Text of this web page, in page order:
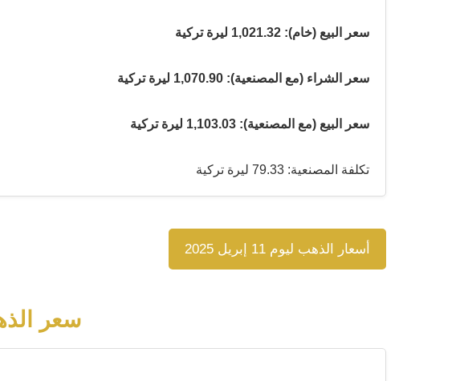
سعر البيع (خام): 1,021.32 ليرة تركية
سعر الشراء (مع المصنعية): 1,070.90 ليرة تركية
سعر البيع (مع المصنعية): 1,103.03 ليرة تركية
تكلفة المصنعية: 79.33 ليرة تركية
أسعار الذهب ليوم 11 إبريل 2025
سعر